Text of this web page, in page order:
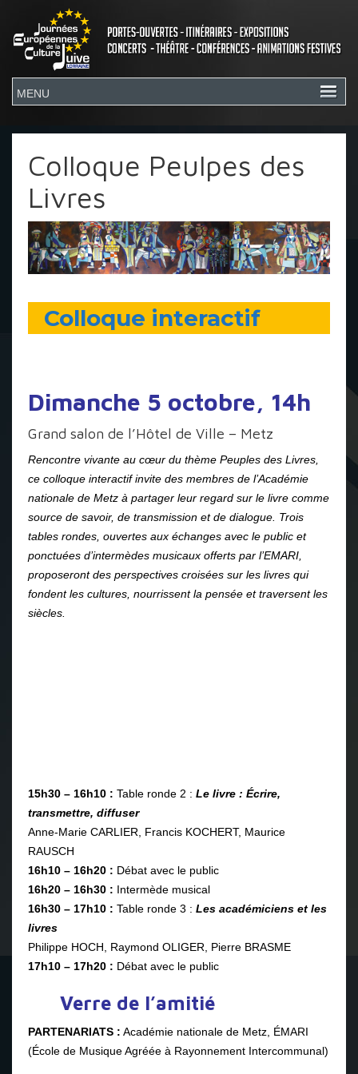
Colloque Peulpes des
Livres
Colloque interactif
Dimanche 5 octobre, 14h
Grand salon de l’Hôtel de Ville – Metz
Rencontre vivante au cœur du thème Peuples des Livres,
ce colloque interactif invite des membres de l’Académie
nationale de Metz à partager leur regard sur le livre comme
source de savoir, de transmission et de dialogue. Trois
tables rondes, ouvertes aux échanges avec le public et
ponctuées d’intermèdes musicaux offerts par l’EMARI,
proposeront des perspectives croisées sur les livres qui
fondent les cultures, nourrissent la pensée et traversent les
siècles.
15h30 – 16h10 : Table ronde 2 : Le livre : Écrire,
transmettre, diffuser
Anne-Marie CARLIER, Francis KOCHERT, Maurice
RAUSCH
16h10 – 16h20 : Débat avec le public
16h20 – 16h30 : Intermède musical
16h30 – 17h10 : Table ronde 3 : Les académiciens et les
livres
Philippe HOCH, Raymond OLIGER, Pierre BRASME
17h10 – 17h20 : Débat avec le public
Verre de l’amitié
PARTENARIATS : Académie nationale de Metz, ÉMARI
(École de Musique Agréée à Rayonnement Intercommunal)